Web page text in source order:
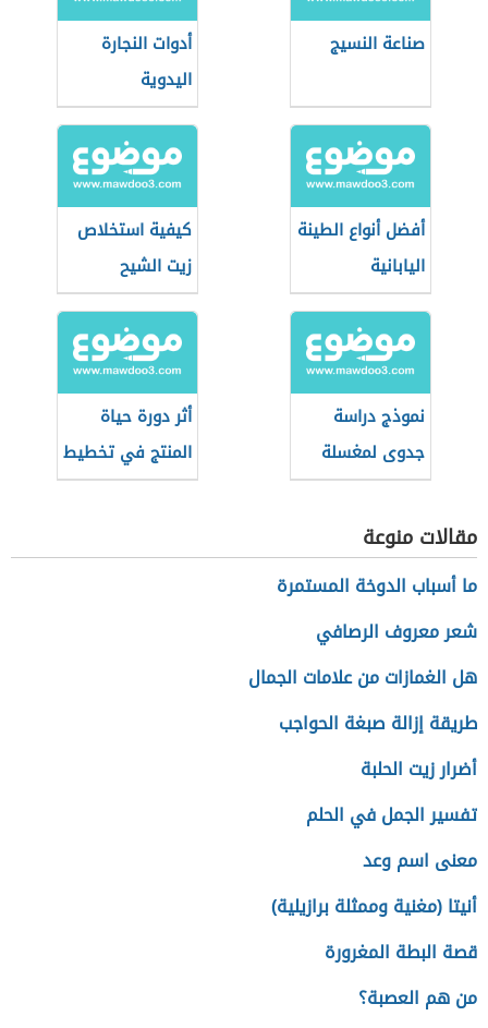
صناعة النسيج
أدوات النجارة
اليدوية
أفضل أنواع الطينة
اليابانية
كيفية استخلاص
زيت الشيح
نموذج دراسة
جدوى لمغسلة
سيارات
أثر دورة حياة
المنتج في تخطيط
المنتجات
مقالات منوعة
ما أسباب الدوخة المستمرة
شعر معروف الرصافي
هل الغمازات من علامات الجمال
طريقة إزالة صبغة الحواجب
أضرار زيت الحلبة
تفسير الجمل في الحلم
معنى اسم وعد
أنيتا (مغنية وممثلة برازيلية)
قصة البطة المغرورة
من هم العصبة؟